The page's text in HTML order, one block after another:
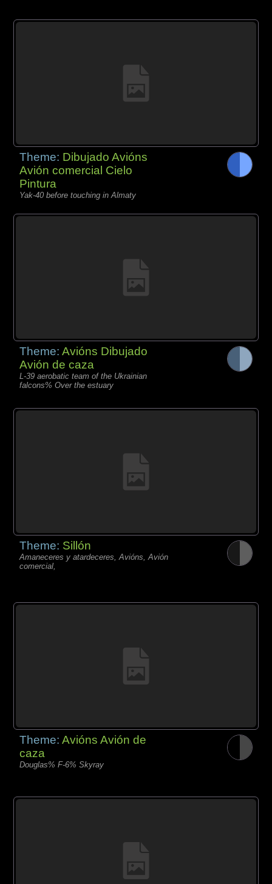
Theme: Dibujado Avións
Avión comercial Cielo
Pintura
Yak-40 before touching in Almaty
Theme:Avións Dibujado
Avión de caza
L-39 aerobatic team of the Ukrainian
falcons% Over the estuary
Theme: Sillón
Amaneceres y atardeceres, Avións, Avión
comercial,
Theme:Avións Avión de
caza
Douglas% F-6% Skyray